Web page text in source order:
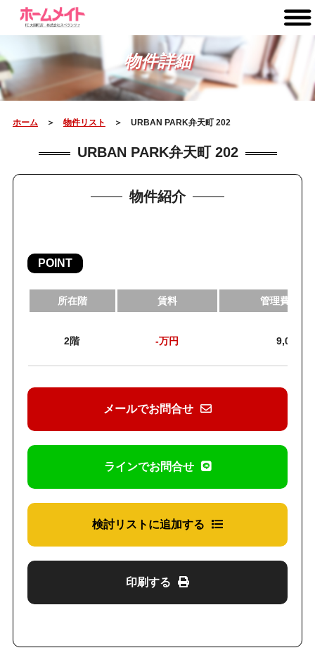
物件詳細
ホーム＞ 物件リスト ＞ URBAN PARK弁天町 202
URBAN PARK弁天町 202
物件紹介
POINT
所在階 賃料 管理費・共
2階 -万円 9,000円
メールでお問合せ
ラインでお問合せ
検討リストに追加する
印刷する